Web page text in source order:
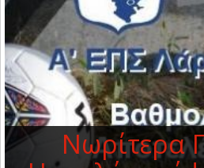
Νωρίτερα